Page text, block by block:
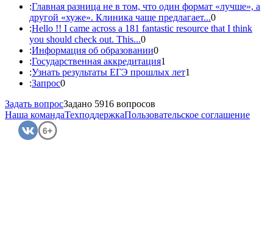
:Главная разница не в том, что один формат «лучше», а
другой «хуже». Клиника чаще предлагает...0
:Hello !! I came across a 181 fantastic resource that I think
you should check out. This...0
:Информация об образовании0
:Государственная аккредитация1
:Узнать результаты ЕГЭ прошлых лет1
:Запрос0
Задать вопросЗадано 5916 вопросов
Наша командаТехподдержкаПользовательское соглашение